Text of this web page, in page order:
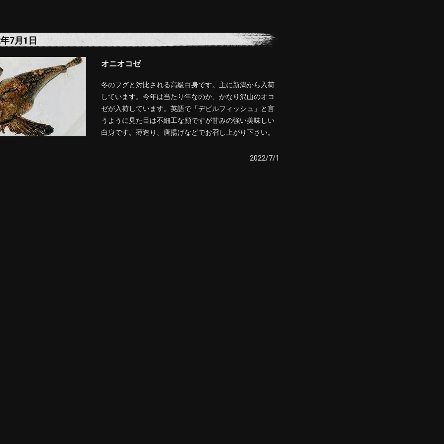
7月1日
オニオコゼ
冬のフグと対比される高級白身です。主に新潟から入荷
しています。今年は当たり年なのか、かなり沢山のオコ
ゼが入荷しています。英語で「デビルフィッシュ」と言
うように見た目は不細工な顔ですが甘みの強い美味しい
白身です。薄造り、唐揚げなどでお召し上がり下さい。
2022/7/1